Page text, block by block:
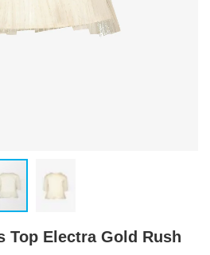
Top Electra Gold Rush